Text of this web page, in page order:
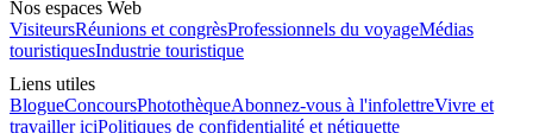
Nos espaces Web
VisiteursRéunions et congrèsProfessionnels du voyageMédias
touristiquesIndustrie touristique
Liens utiles
BlogueConcoursPhotothèqueAbonnez-vous à l'infolettreVivre et
travailler iciPolitiques de confidentialité et nétiquette